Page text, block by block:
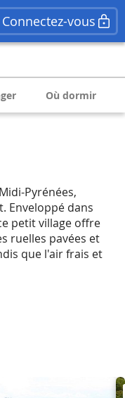
vous
Où dormir
Pyrénées,
Enveloppé dans
petit village offre
ruelles pavées et
que l'air frais et